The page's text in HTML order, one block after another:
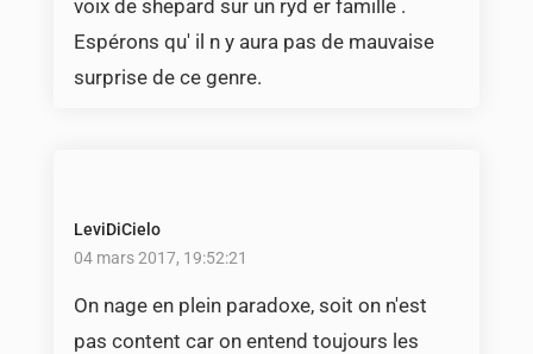
voix de shepard sur un ryd er famille .
Espérons qu' il n y aura pas de mauvaise
surprise de ce genre.
LeviDiCielo
04 mars 2017, 19:52:21
On nage en plein paradoxe, soit on n'est
pas content car on entend toujours les